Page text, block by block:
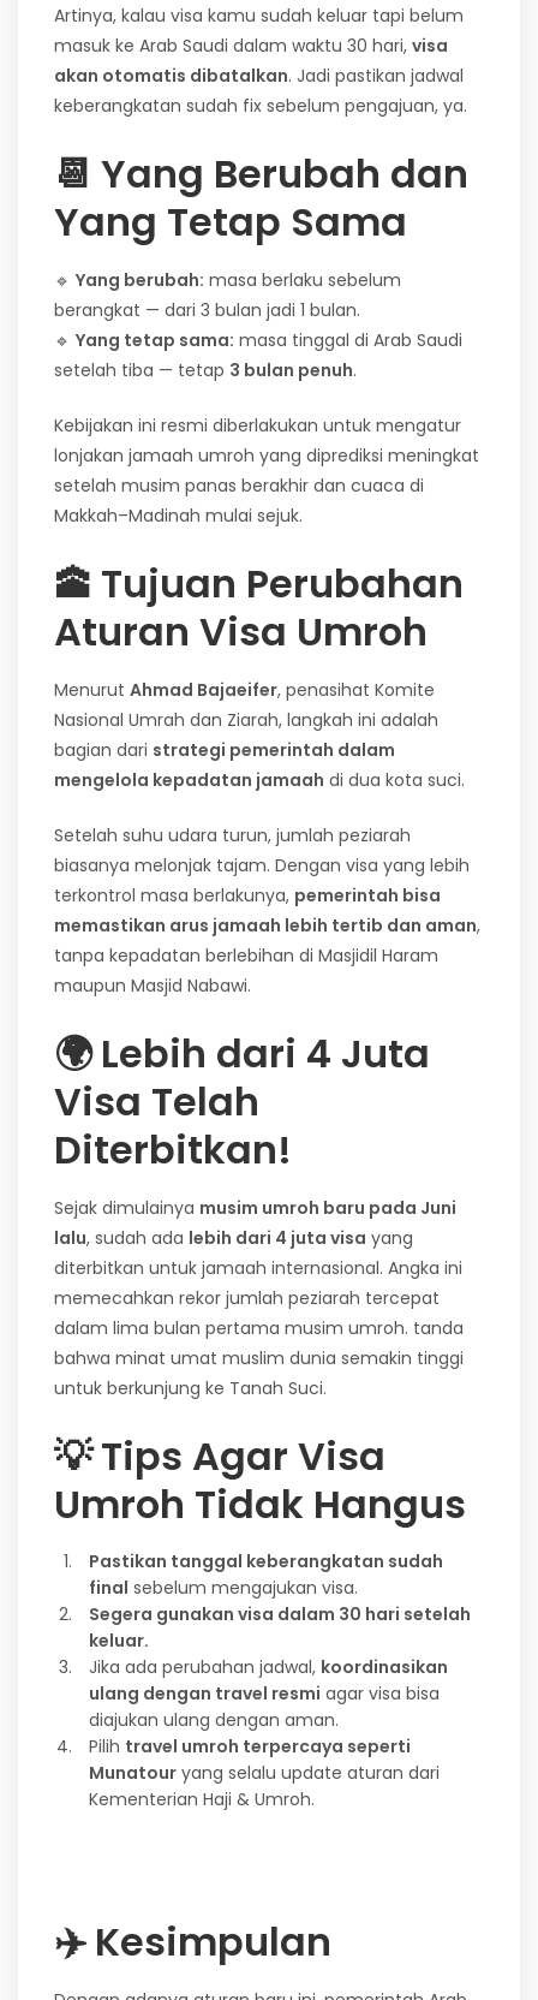
Artinya, kalau visa kamu sudah keluar tapi belum
masuk ke Arab Saudi dalam waktu 30 hari, visa
akan otomatis dibatalkan. Jadi pastikan jadwal
keberangkatan sudah fix sebelum pengajuan, ya.
📆 Yang Berubah dan
Yang Tetap Sama
🔹 Yang berubah: masa berlaku sebelum
berangkat — dari 3 bulan jadi 1 bulan.
🔹 Yang tetap sama: masa tinggal di Arab Saudi
setelah tiba — tetap 3 bulan penuh.
Kebijakan ini resmi diberlakukan untuk mengatur
lonjakan jamaah umroh yang diprediksi meningkat
setelah musim panas berakhir dan cuaca di
Makkah–Madinah mulai sejuk.
🕋 Tujuan Perubahan
Aturan Visa Umroh
Menurut Ahmad Bajaeifer, penasihat Komite
Nasional Umrah dan Ziarah, langkah ini adalah
bagian dari strategi pemerintah dalam
mengelola kepadatan jamaah di dua kota suci.
Setelah suhu udara turun, jumlah peziarah
biasanya melonjak tajam. Dengan visa yang lebih
terkontrol masa berlakunya, pemerintah bisa
memastikan arus jamaah lebih tertib dan aman,
tanpa kepadatan berlebihan di Masjidil Haram
maupun Masjid Nabawi.
🌍Lebih dari 4 Juta
Visa Telah
Diterbitkan!
Sejak dimulainya musim umroh baru pada Juni
lalu, sudah ada lebih dari 4 juta visa yang
diterbitkan untuk jamaah internasional. Angka ini
memecahkan rekor jumlah peziarah tercepat
dalam lima bulan pertama musim umroh. tanda
bahwa minat umat muslim dunia semakin tinggi
untuk berkunjung ke Tanah Suci.
💡Tips Agar Visa
Umroh Tidak Hangus
Pastikan tanggal keberangkatan sudah
final sebelum mengajukan visa.
Segera gunakan visa dalam 30 hari setelah
keluar.
Jika ada perubahan jadwal, koordinasikan
ulang dengan travel resmi agar visa bisa
diajukan ulang dengan aman.
Pilih travel umroh terpercaya seperti
Munatour yang selalu update aturan dari
Kementerian Haji & Umroh.
✈️Kesimpulan